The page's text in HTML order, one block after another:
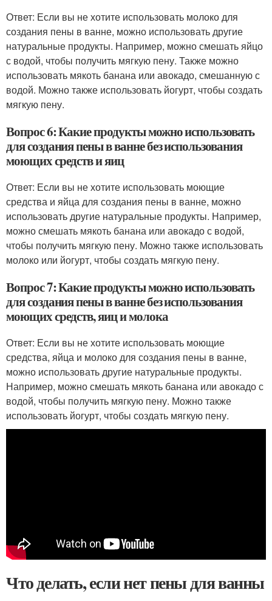
Ответ: Если вы не хотите использовать молоко для
создания пены в ванне, можно использовать другие
натуральные продукты. Например, можно смешать яйцо
с водой, чтобы получить мягкую пену. Также можно
использовать мякоть банана или авокадо, смешанную с
водой. Можно также использовать йогурт, чтобы создать
мягкую пену.
Вопрос 6: Какие продукты можно использовать
для создания пены в ванне без использования
моющих средств и яиц
Ответ: Если вы не хотите использовать моющие
средства и яйца для создания пены в ванне, можно
использовать другие натуральные продукты. Например,
можно смешать мякоть банана или авокадо с водой,
чтобы получить мягкую пену. Можно также использовать
молоко или йогурт, чтобы создать мягкую пену.
Вопрос 7: Какие продукты можно использовать
для создания пены в ванне без использования
моющих средств, яиц и молока
Ответ: Если вы не хотите использовать моющие
средства, яйца и молоко для создания пены в ванне,
можно использовать другие натуральные продукты.
Например, можно смешать мякоть банана или авокадо с
водой, чтобы получить мягкую пену. Можно также
использовать йогурт, чтобы создать мягкую пену.
Что делать, если нет пены для ванны